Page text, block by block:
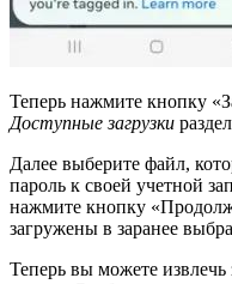
Теперь нажмите кнопку
Доступные загрузки
Далее выберите файл,
пароль к своей учетной
нажмите кнопку
загружены в заранее
Теперь вы можете